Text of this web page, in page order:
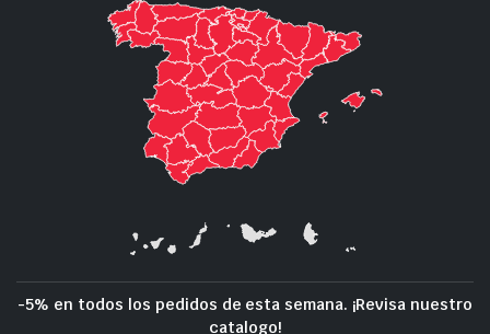
-5% en todos los pedidos de esta semana. ¡Revisa nuestro
catalogo!